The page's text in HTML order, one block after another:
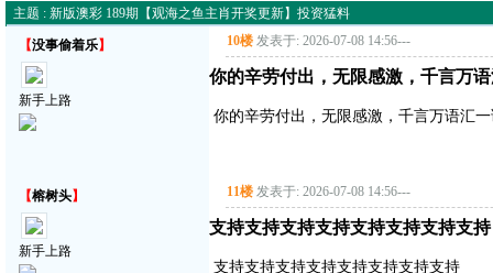
主题 : 新版澳彩 189期【观海之鱼主肖开奖更新】投资猛料
【没事偷着乐】
新手上路
10楼 发表于: 2026-07-08 14:56---
你的辛劳付出，无限感激，千言万
你的辛劳付出，无限感激，千言万语汇
【榕树头】
新手上路
11楼 发表于: 2026-07-08 14:56---
支持支持支持支持支持支持支持支持
支持支持支持支持支持支持支持支持